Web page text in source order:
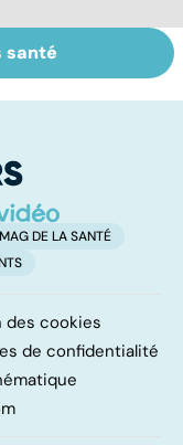
la
santé
DE LA SANTÉ
des cookies
de confidentialité